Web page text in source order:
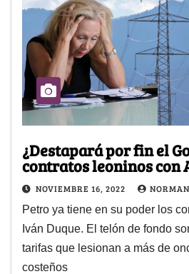
¿Destapará por fin el
contratos leoninos con
NOVIEMBRE 16, 2022
Petro ya tiene en su poder los
Iván Duque. El telón de fondo
tarifas que lesionan a más de
costeños